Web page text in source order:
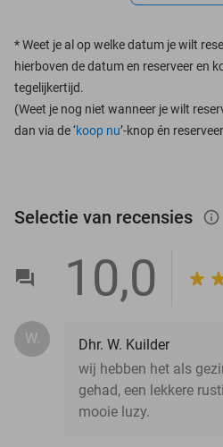
*Weet je al op welke datum je wilt
hierboven de datum en reserveer en
tegelijkertijd.
(Weet je nog niet wanneer je wilt
dan via de ‘koop nu’-knop én
Selectie van recensies
10,0
W.
Dhr. W. Kuilder
wij hebben het als
gehad, een lekkere
mooie luzy.